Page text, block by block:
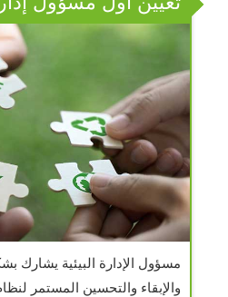
مسؤول الإدارة البيئية يشارك
والإبقاء والتحسين المستمر